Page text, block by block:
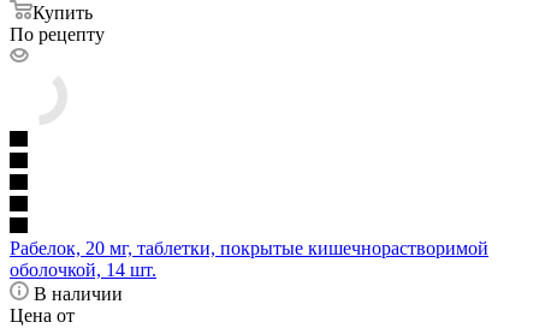
Купить
По рецепту
Рабелок, 20 мг, таблетки, покрытые кишечнорастворимой
оболочкой, 14 шт.
В наличии
Цена от